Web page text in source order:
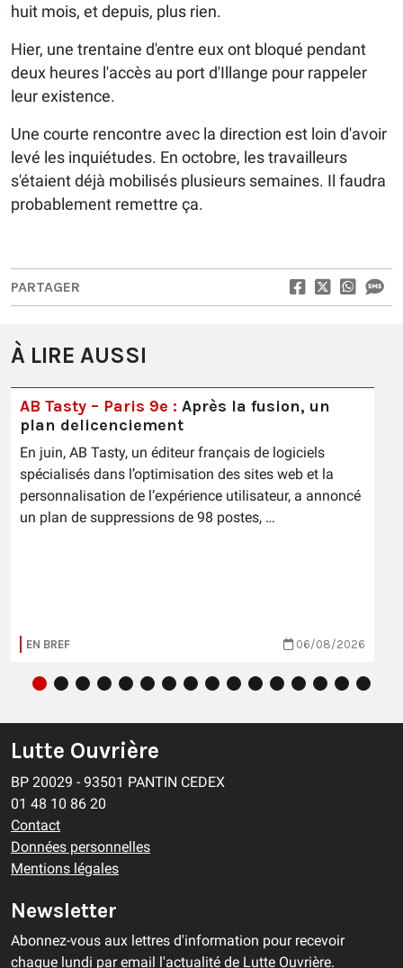
huit mois, et depuis, plus rien.
Hier, une trentaine d'entre eux ont bloqué pendant
deux heures l'accès au port d'Illange pour rappeler
leur existence.
Une courte rencontre avec la direction est loin d'avoir
levé les inquiétudes. En octobre, les travailleurs
s'étaient déjà mobilisés plusieurs semaines. Il faudra
probablement remettre ça.
PARTAGER
À LIRE AUSSI
AB Tasty – Paris 9e : Après la fusion, un
plan delicenciement
En juin, AB Tasty, un éditeur français de logiciels
spécialisés dans l’optimisation des sites web et la
personnalisation de l’expérience utilisateur, a annoncé
un plan de suppressions de 98 postes, …
EN BREF 06/08/2026
Lutte Ouvrière
BP 20029 - 93501 PANTIN CEDEX
01 48 10 86 20
Contact
Données personnelles
Mentions légales
Newsletter
Abonnez-vous aux lettres d'information pour recevoir
chaque lundi par email l'actualité de Lutte Ouvrière.